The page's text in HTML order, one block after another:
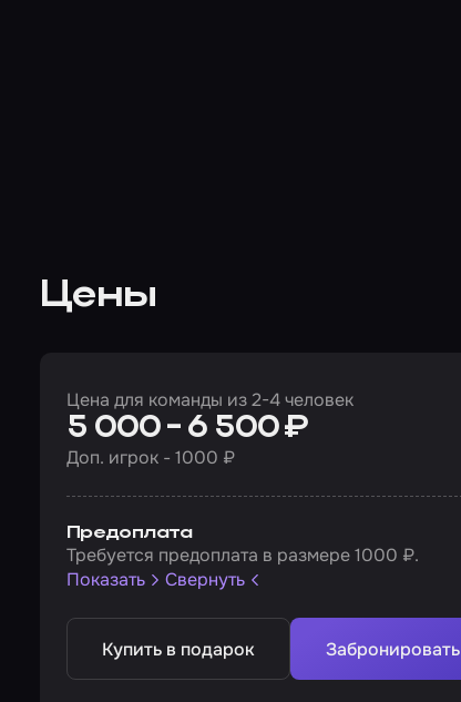
Цены
Цена для команды из 2-4 человек
5 000 - 6 500 ₽
Доп. игрок - 1000 ₽
Предоплата
Требуется предоплата в размере 1000 ₽.
Показать
Свернуть
Купить в подарок Забронировать